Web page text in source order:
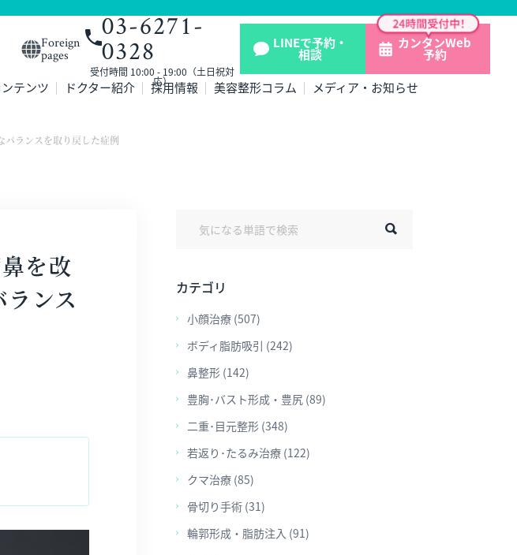
Foreign
pages
03-6271-
0328
受付時間 10:00 - 19:00（土日祝対
応）
LINEで予約・
相談
カンタンWeb
予約
テンツ ドクター紹介 採用情報 美容整形コラム メディア・お知らせ
バランスを取り戻した症例
を改
ンス
カテゴリ
小顔治療 (507)
ボディ脂肪吸引 (242)
鼻整形 (142)
豊胸･バスト形成・豊尻 (89)
二重･目元整形 (348)
若返り･たるみ治療 (122)
クマ治療 (85)
骨切り手術 (31)
輪郭形成・脂肪注入 (91)